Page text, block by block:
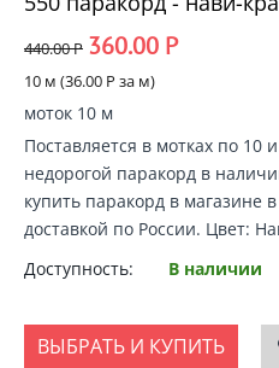
440.00Р 360.00 Р
10 м (36.00 Р за м)
моток 10 м
Поставляется в мотках по
недорогой паракорд в
купить паракорд в магазине
доставкой по России. Цвет:
Доступность:
В наличии
ВЫБРАТЬ И КУПИТЬ